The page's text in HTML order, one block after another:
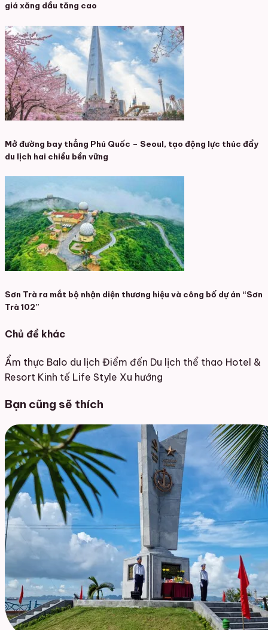
giá xăng dầu tăng cao
Mở đường bay thẳng Phú Quốc – Seoul, tạo động lực thúc đẩy
du lịch hai chiều bền vững
Sơn Trà ra mắt bộ nhận diện thương hiệu và công bố dự án “Sơn
Trà 102”
Chủ đề khác
Ẩm thực Balo du lịch Điểm đến Du lịch thể thao Hotel &
Resort Kinh tế Life Style Xu hướng
Bạn cũng sẽ thích